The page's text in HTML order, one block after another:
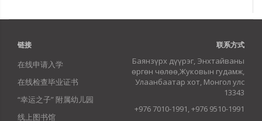
链接
在线申请入学
在线检查毕业证书
“幸运之子” 附属幼儿园
线上图书馆
联系方式
Баянзүрх дүүрэг, Энхтайваны
өргөн чөлөө,Жуковын гудамж,
Улаанбаатар хот, Монгол улс
13343
+976 7010-1991, +976 9510-1991